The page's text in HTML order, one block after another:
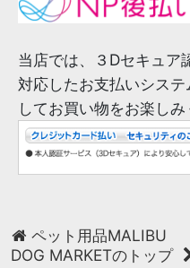
当店では、３Dセキュア
対応したお支払いシス
してお買い物をお楽しみ
ペット用品MALIBU
DOG MARKETのトップ